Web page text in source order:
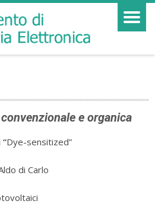
e organica
“Dye-sensitized”
di Carlo